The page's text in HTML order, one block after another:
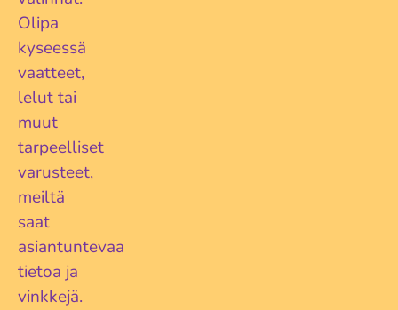
Olipa
kyseessä
vaatteet,
lelut tai
muut
tarpeelliset
varusteet,
meiltä
saat
asiantuntevaa
tietoa ja
vinkkejä.